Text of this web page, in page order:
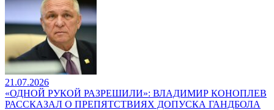
21.07.2026
«ОДНОЙ РУКОЙ РАЗРЕШИЛИ»: ВЛАДИМИР КОНОПЛЕВ
РАССКАЗАЛ О ПРЕПЯТСТВИЯХ ДОПУСКА ГАНДБОЛА